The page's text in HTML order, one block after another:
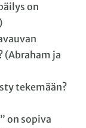
on
ja
tekemään?
on sopiva